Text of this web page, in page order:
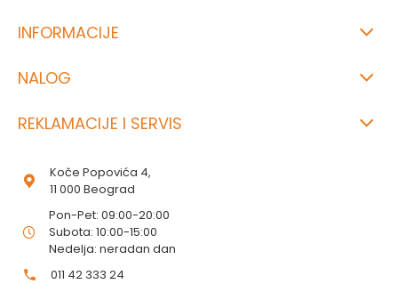
INFORMACIJE
NALOG
REKLAMACIJE I SERVIS
Koče Popovića 4,
11 000 Beograd
Pon-Pet: 09:00-20:00
Subota: 10:00-15:00
Nedelja: neradan dan
011 42 333 24